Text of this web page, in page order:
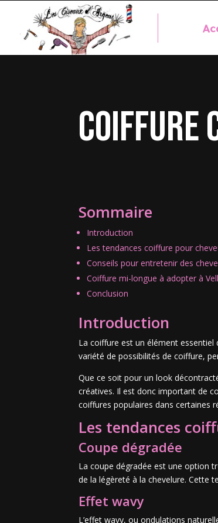
coiffure
Sommaire
Introduction
Les tendances coiffure pour
Conseils pour entretenir des
Coiffure mi-longue à adopter à
Conclusion
Introduction
La coiffure est un élément essentiel
variété de possibilités de coiffure,
Que ce soit pour un look
créatives. Il est donc important de
coiffures populaires dans certaines
Les tendances
Coupe dégradée
La coupe dégradée est une option
de la légèreté à la chevelure. Cette
Effet wavy
L’effet wavy, ou ondulations